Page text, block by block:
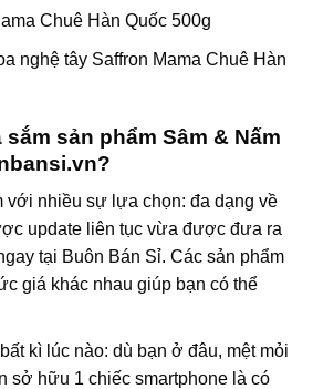
Chuê Hàn Quốc 500g
nghệ tây Saffron Mama Chuê Hàn
sản phẩm Sâm & Nấm
với nhiều sự lựa chọn: đa dạng về
update liên tục vừa được đưa ra
tại Buôn Bán Sỉ. Các sản phẩm
giá khác nhau giúp bạn có thể
kì lúc nào: dù bạn ở đâu, mệt mỏi
sở hữu 1 chiếc smartphone là có